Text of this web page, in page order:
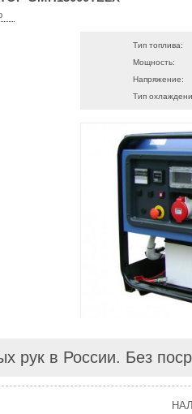
Тип топлива:
Мощность:
Напряжение:
Тип
рук в России. Без